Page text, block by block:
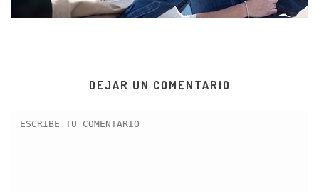
DEJAR UN COMENTARIO